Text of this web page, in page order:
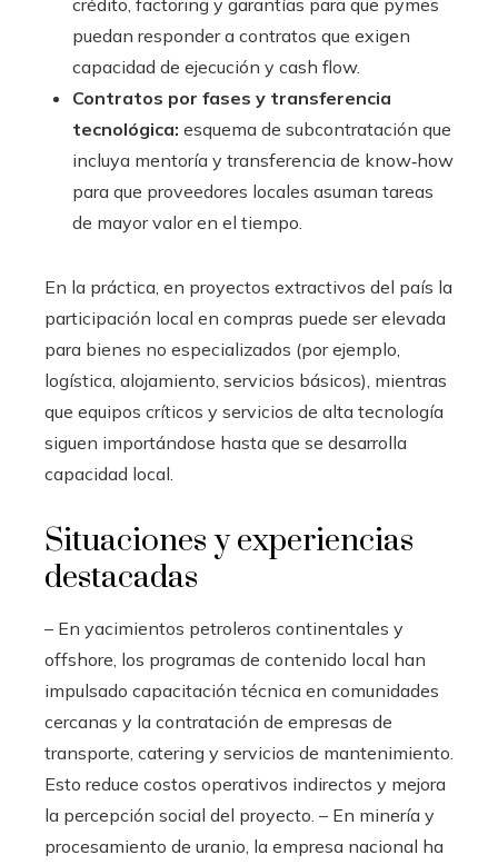
crédito, factoring y garantías para que pymes
puedan responder a contratos que exigen
capacidad de ejecución y cash flow.
Contratos por fases y transferencia
tecnológica: esquema de subcontratación que
incluya mentoría y transferencia de know‑how
para que proveedores locales asuman tareas
de mayor valor en el tiempo.
En la práctica, en proyectos extractivos del país la
participación local en compras puede ser elevada
para bienes no especializados (por ejemplo,
logística, alojamiento, servicios básicos), mientras
que equipos críticos y servicios de alta tecnología
siguen importándose hasta que se desarrolla
capacidad local.
Situaciones y experiencias
destacadas
– En yacimientos petroleros continentales y
offshore, los programas de contenido local han
impulsado capacitación técnica en comunidades
cercanas y la contratación de empresas de
transporte, catering y servicios de mantenimiento.
Esto reduce costos operativos indirectos y mejora
la percepción social del proyecto. – En minería y
procesamiento de uranio, la empresa nacional ha